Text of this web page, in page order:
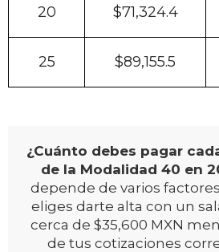
20 $71,324.4
25 $89,155.5
¿Cuánto debes pagar
de la Modalidad 40 en
depende de varios
eliges darte alta con un
cerca de $35,600 MXN
de tus cotizaciones